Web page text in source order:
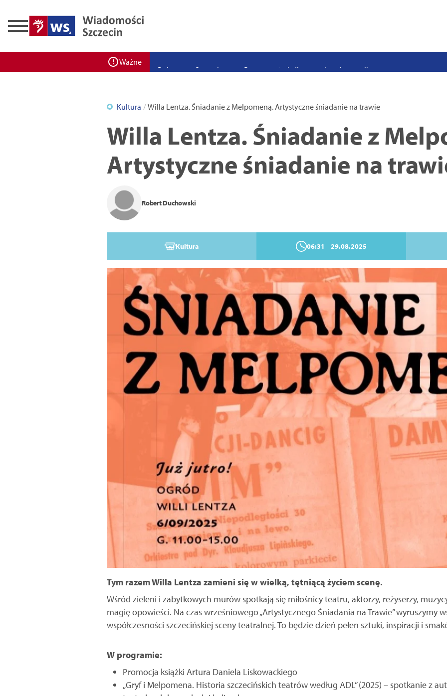
Ważne
Nowa stacja BikeS już działa. Rowery miejskie dostępne przy Pętli Ludowej
Kultura Willa Lentza. Śniadanie z Melpomeną. Artystyczne śniadanie na trawie
Willa Lentza. Śniadanie z
Artystyczne śniadanie na
Robert Duchowski
Kultura 06:31 29.08.2025
Tym razem Willa Lentza zamieni się w wielką, tętniącą życiem scenę.
Wśród zieleni i zabytkowych murów spotkają się miłośnicy teatru, aktorzy, reżyserzy,
magię opowieści. Na czas wrześniowego „Artystycznego Śniadania na Trawie” wyruszymy
współczesności szczecińskiej sceny teatralnej. To będzie dzień pełen sztuki, inspiracji i
W programie:
Promocja książki Artura Daniela Liskowackiego
„Gryf i Melpomena. Historia szczecińskich teatrów według ADL” (2025) – spotkanie z